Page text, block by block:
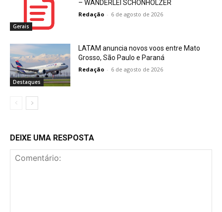
Gerais
– WANDERLEI SCHONHOLZER
Redação - 6 de agosto de 2026
Destaques
LATAM anuncia novos voos entre Mato
Grosso, São Paulo e Paraná
Redação - 6 de agosto de 2026
DEIXE UMA RESPOSTA